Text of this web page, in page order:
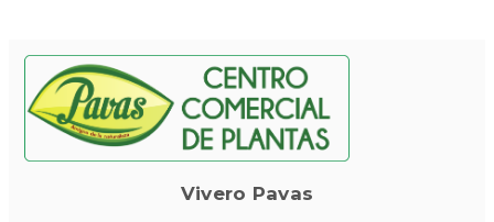
Vivero Pavas